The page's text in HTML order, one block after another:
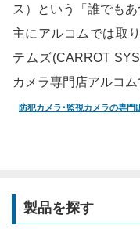
ス）という「誰でも
主にアルコムでは取
テムズ(CARROT
カメラ専門店アルコム
防犯カメラ･監視カメラの専門
製品を探す